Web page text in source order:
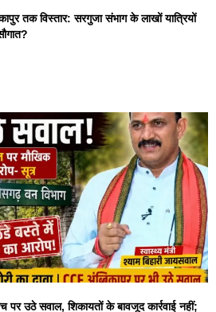
तक विस्तार: सरगुजा संभाग के लाखों यात्रियों
उठे सवाल, शिकायतों के बावजूद कार्रवाई नहीं;